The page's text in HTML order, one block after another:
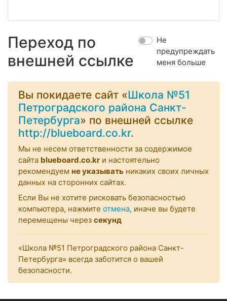
Переход по
внешней ссылке
Не
предупреждать
меня больше
Вы покидаете сайт «Школа №51
Петроградского района Санкт-
Петербурга» по внешней ссылке
http://blueboard.co.kr.
Мы не несем ответственности за содержимое
сайта blueboard.co.kr и настоятельно
рекомендуем не указывать никаких своих личных
данных на сторонних сайтах.
Если Вы не хотите рисковать безопасностью
компьютера, нажмите отмена, иначе вы будете
перемещены через секунд
«Школа №51 Петроградского района Санкт-
Петербурга» всегда заботится о вашей
безопасности.